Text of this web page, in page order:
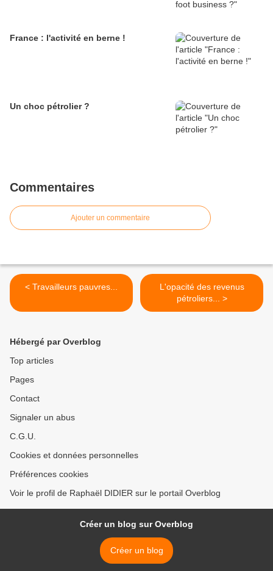
France : l'activité en berne !
Un choc pétrolier ?
Commentaires
Ajouter un commentaire
< Travailleurs pauvres...
L'opacité des revenus
pétroliers... >
Hébergé par Overblog
Top articles
Pages
Contact
Signaler un abus
C.G.U.
Cookies et données personnelles
Préférences cookies
Voir le profil de Raphaël DIDIER sur le portail Overblog
Créer un blog sur Overblog
Créer un blog